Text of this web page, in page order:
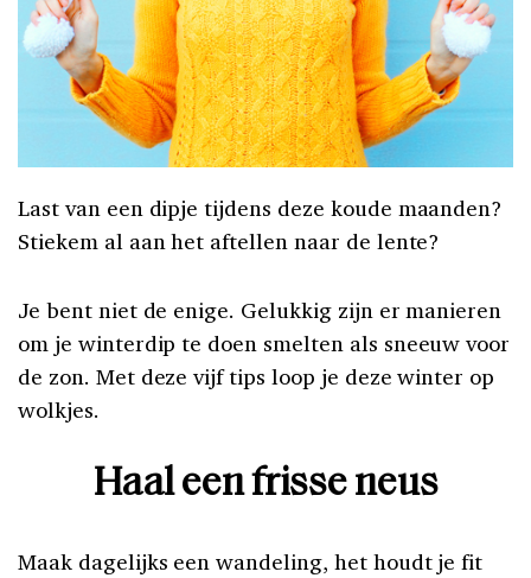
Last van een dipje tijdens deze koude maanden?
Stiekem al aan het aftellen naar de lente?
Je bent niet de enige. Gelukkig zijn er manieren
om je winterdip te doen smelten als sneeuw voor
de zon. Met deze vijf tips loop je deze winter op
wolkjes.
Haal een frisse neus
Maak dagelijks een wandeling, het houdt je fit